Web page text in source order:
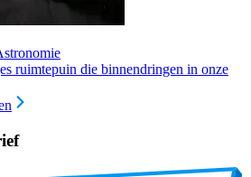
ruimtepuin die binnendringen in onze